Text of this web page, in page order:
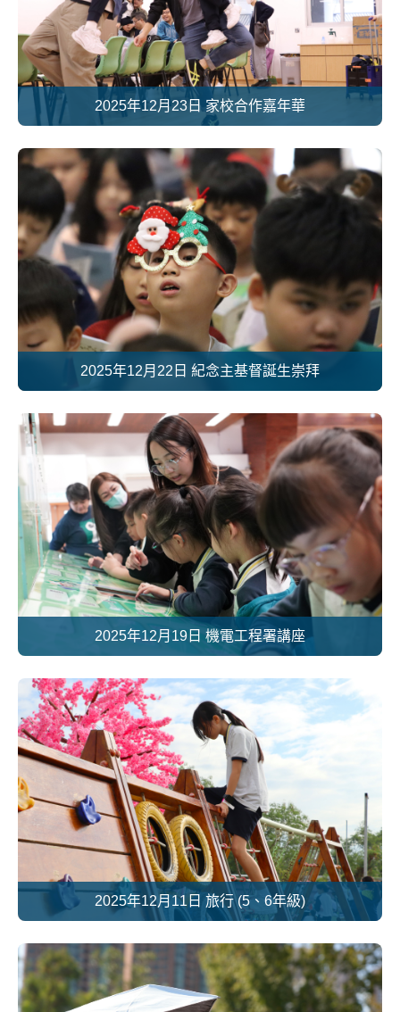
2025年12月23日 家校合作嘉年華
2025年12月22日 紀念主基督誕生崇拜
2025年12月19日 機電工程署講座
2025年12月11日 旅行 (5、6年級)